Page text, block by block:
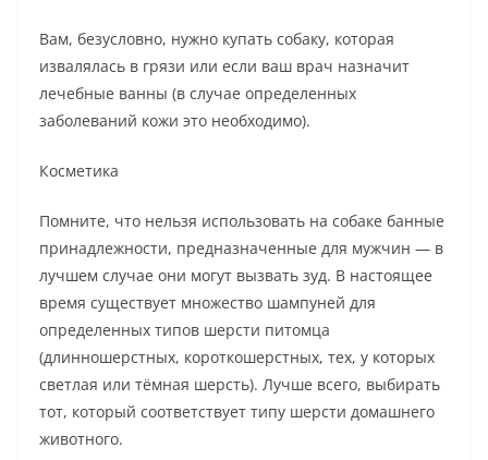
Вам, безусловно, нужно купать собаку, которая
извалялась в грязи или если ваш врач назначит
лечебные ванны (в случае определенных
заболеваний кожи это необходимо).
Косметика
Помните, что нельзя использовать на собаке банные
принадлежности, предназначенные для мужчин — в
лучшем случае они могут вызвать зуд. В настоящее
время существует множество шампуней для
определенных типов шерсти питомца
(длинношерстных, короткошерстных, тех, у которых
светлая или тёмная шерсть). Лучше всего, выбирать
тот, который соответствует типу шерсти домашнего
животного.